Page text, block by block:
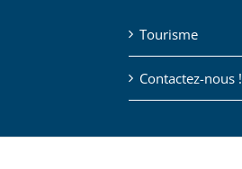
Tourisme
Contactez-nous !